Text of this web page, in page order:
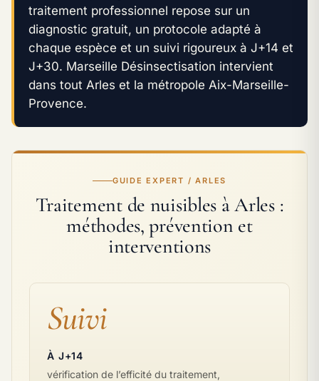
traitement professionnel repose sur un
diagnostic gratuit, un protocole adapté à
chaque espèce et un suivi rigoureux à J+14 et
J+30. Marseille Désinsectisation intervient
dans tout Arles et la métropole Aix-Marseille-
Provence.
GUIDE EXPERT / ARLES
Traitement de nuisibles à Arles :
méthodes, prévention et
interventions
Suivi
À J+14
vérification de l’efficité du traitement,